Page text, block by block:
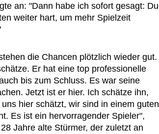
an: "Dann habe ich sofort gesagt: Du
weiter hart, um mehr Spielzeit
die Chancen plötzlich wieder gut.
Er hat eine top professionelle
bis zum Schluss. Es war seine
Jetzt ist er hier. Ich schätze ihn,
hier schätzt, wir sind in einem guten
Es ist ein hervorragender Spieler",
Jahre alte Stürmer, der zuletzt an